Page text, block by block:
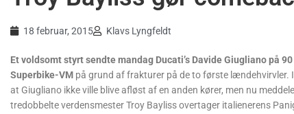
18 februar, 2015 Klavs Lyngfeldt
Et voldsomt styrt sendte mandag Ducati’s Davide Giugliano på
Superbike-VM på grund af frakturer på de to første lændehvirvler.
at Giugliano ikke ville blive afløst af en anden kører, men nu
tredobbelte verdensmester Troy Bayliss overtager italienerens